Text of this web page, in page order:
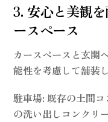
3. 安心と美観
ースペース
カースペースと玄関
能性を考慮して舗装
駐車場: 既存の土間
の洗い出しコンクリ